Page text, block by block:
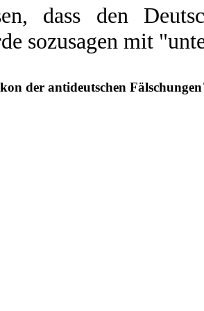
dass den
sozusagen mit
der antideutschen